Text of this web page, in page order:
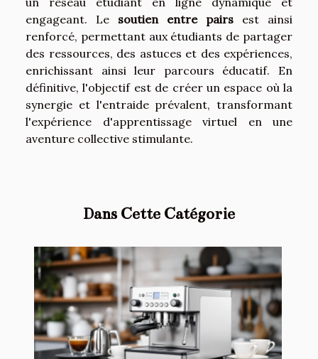
engageant. Le soutien entre pairs est ainsi
renforcé, permettant aux étudiants de partager
des ressources, des astuces et des expériences,
enrichissant ainsi leur parcours éducatif. En
définitive, l'objectif est de créer un espace où la
synergie et l'entraide prévalent, transformant
l'expérience d'apprentissage virtuel en une
aventure collective stimulante.
Dans Cette Catégorie